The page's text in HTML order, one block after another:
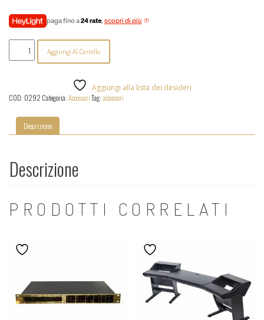
paga fino a24 rate, scopri di più
Miza
quantità
Aggiungi Al Carrello
Aggiungi alla lista dei desideri
COD: 0292 Categoria:AccessoriTag:accessori
Descrizione
Descrizione
PRODOTTI CORRELATI